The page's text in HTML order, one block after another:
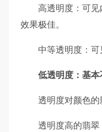
高透明度：可
效果极佳。
中等透明度：可
低透明度：基本
透明度对颜色的
透明度高的翡